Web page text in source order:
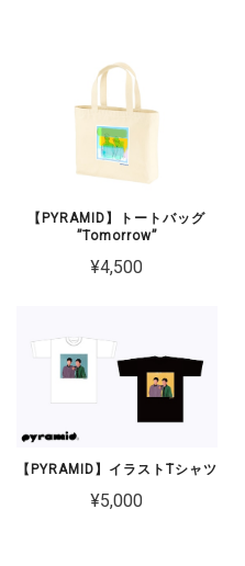
【PYRAMID】トートバッグ
”Tomorrow”
¥4,500
【PYRAMID】イラストTシャツ
¥5,000